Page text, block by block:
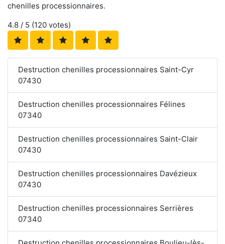
chenilles processionnaires.
4.8 / 5 (120 votes)
Destruction chenilles processionnaires Saint-Cyr
07430
Destruction chenilles processionnaires Félines
07340
Destruction chenilles processionnaires Saint-Clair
07430
Destruction chenilles processionnaires Davézieux
07430
Destruction chenilles processionnaires Serrières
07340